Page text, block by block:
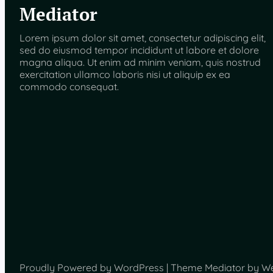
Mediator
Lorem ipsum dolor sit amet, consectetur adipiscing elit,
sed do eiusmod tempor incididunt ut labore et dolore
magna aliqua. Ut enim ad minim veniam, quis nostrud
exercitation ullamco laboris nisi ut aliquip ex ea
commodo consequat.
Proudly Powered by WordPress | Theme Mediator by